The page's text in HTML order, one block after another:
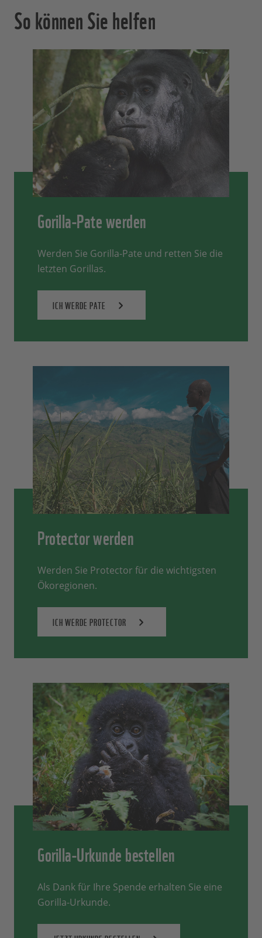
So können Sie helfen
Gorilla-Pate werden
Werden Sie Gorilla-Pate und retten Sie die
letzten Gorillas.
ICH WERDE PATE
Protector werden
Werden Sie Protector für die wichtigsten
Ökoregionen.
ICH WERDE PROTECTOR
Gorilla-Urkunde bestellen
Als Dank für Ihre Spende erhalten Sie eine
Gorilla-Urkunde.